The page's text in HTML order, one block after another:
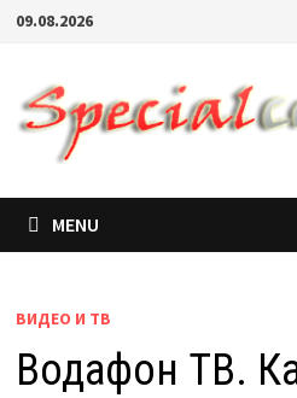
09.08.2026
MENU
ВИДЕО И ТВ
Водафон ТВ.